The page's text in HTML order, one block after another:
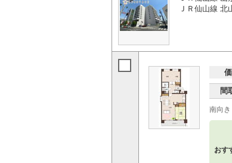
ＪＲ仙山線 北
間
南向き
おす